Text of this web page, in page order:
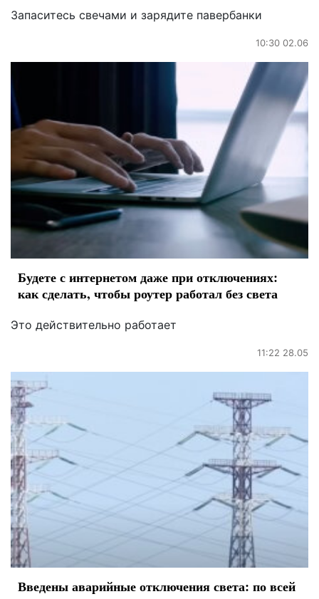
Запаситесь свечами и зарядите павербанки
10:30 02.06
Будете с интернетом даже при отключениях:
как сделать, чтобы роутер работал без света
Это действительно работает
11:22 28.05
Введены аварийные отключения света: по всей